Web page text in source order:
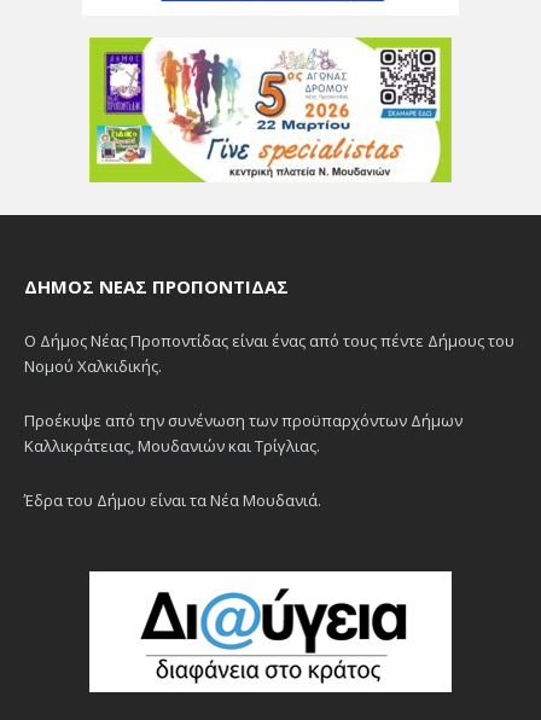
ΔΉΜΟΣ ΝΈΑΣ ΠΡΟΠΟΝΤΊΔΑΣ
Ο Δήμος Νέας Προποντίδας είναι ένας από τους πέντε Δήμους του
Νομού Χαλκιδικής.
Προέκυψε από την συνένωση των προϋπαρχόντων Δήμων
Καλλικράτειας, Μουδανιών και Τρίγλιας.
Έδρα του Δήμου είναι τα Νέα Μουδανιά.